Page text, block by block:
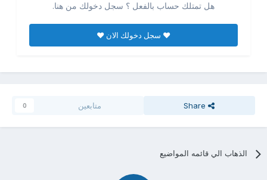
هل تمتلك حساب بالفعل ؟ سجل دخولك من هنا.
♥ سجل دخولك الان ♥
Share متابعين 0
الذهاب الي قائمه المواضيع